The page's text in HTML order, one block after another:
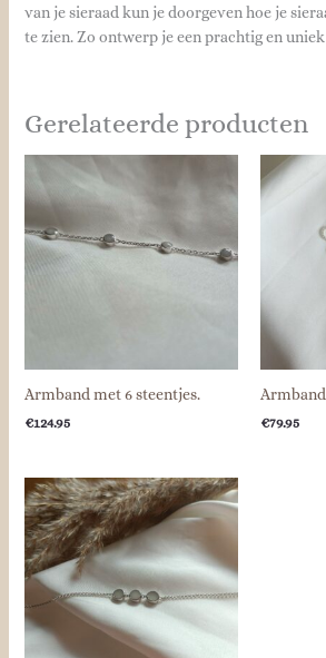
van je sieraad kun je doorgeven hoe je
te zien. Zo ontwerp je een prachtig en
Gerelateerde producten
Armband met 6 steentjes.
€124.95 €79.95